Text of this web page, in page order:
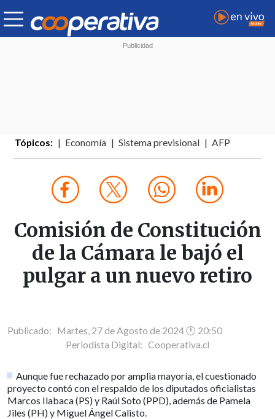
Tópicos: Economía Sistema previsional AFP
Comisión de Constitución
de la Cámara le bajó el
pulgar a un nuevo retiro
Publicado: Martes, 27 de Agosto de 2024 🕐 20:50
Periodista Digital: Cooperativa.cl
Aunque fue rechazado por amplia mayoría, el cuestionado
proyecto contó con el respaldo de los diputados oficialistas
Marcos Ilabaca (PS) y Raúl Soto (PPD), además de Pamela
Jiles (PH) y Miguel Ángel Calisto.